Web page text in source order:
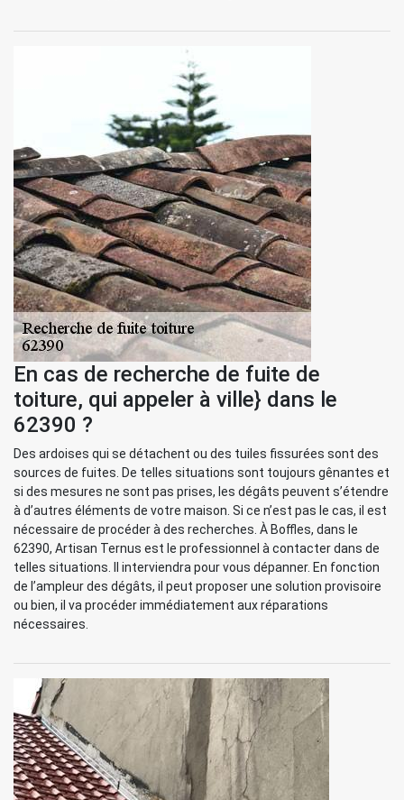
En cas de recherche de fuite de
toiture, qui appeler à ville} dans le
62390 ?
Des ardoises qui se détachent ou des tuiles fissurées sont des
sources de fuites. De telles situations sont toujours gênantes et
si des mesures ne sont pas prises, les dégâts peuvent s’étendre
à d’autres éléments de votre maison. Si ce n’est pas le cas, il est
nécessaire de procéder à des recherches. À Boffles, dans le
62390, Artisan Ternus est le professionnel à contacter dans de
telles situations. Il interviendra pour vous dépanner. En fonction
de l’ampleur des dégâts, il peut proposer une solution provisoire
ou bien, il va procéder immédiatement aux réparations
nécessaires.